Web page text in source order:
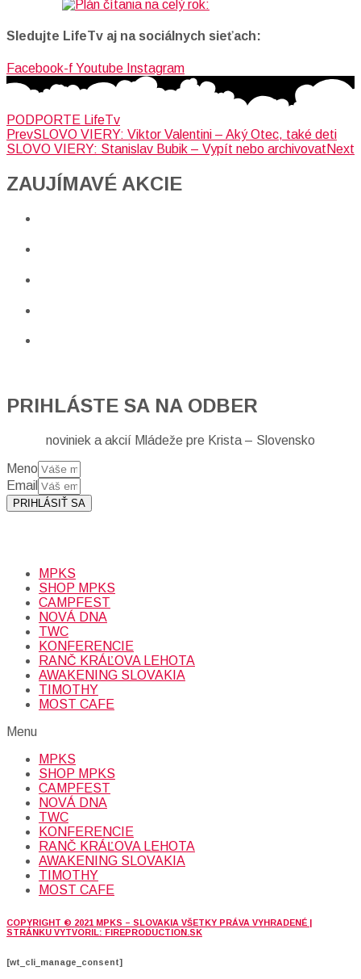
Sledujte LifeTv aj na sociálnych sieťach:
Facebook-f Youtube Instagram
PODPORTE LifeTv
PrevSLOVO VIERY: Viktor Valentini – Aký Otec, také deti
SLOVO VIERY: Stanislav Bubik – Vypít nebo archivovat Next
ZAUJÍMAVÉ AKCIE​
PRIHLÁSTE SA NA ODBER
noviniek a akcií Mládeže pre Krista – Slovensko
Meno
Email
PRIHLÁSIŤ SA
MPKS
SHOP MPKS
CAMPFEST
NOVÁ DNA
TWC
KONFERENCIE
RANČ KRÁĽOVA LEHOTA
AWAKENING SLOVAKIA
TIMOTHY
MOST CAFE
Menu
MPKS
SHOP MPKS
CAMPFEST
NOVÁ DNA
TWC
KONFERENCIE
RANČ KRÁĽOVA LEHOTA
AWAKENING SLOVAKIA
TIMOTHY
MOST CAFE
COPYRIGHT © 2021 MPKS – SLOVAKIA VŠETKY PRÁVA VYHRADENÉ |
STRÁNKU VYTVORIL: FIREPRODUCTION.SK
[wt_cli_manage_consent]